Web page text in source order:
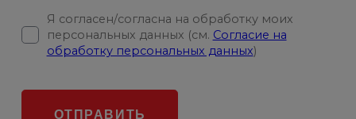
Я согласен/согласна на обработку моих
персональных данных (см. Согласие на
обработку персональных данных)
ОТПРАВИТЬ